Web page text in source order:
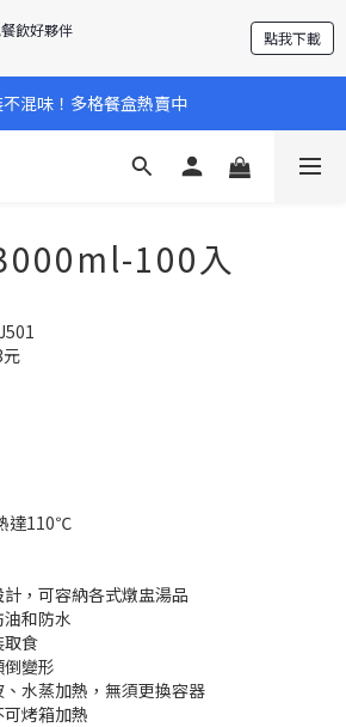
飲好夥伴 點我下載
混味！多格餐盒熱賣中
100入
達110℃
，可容納各式燉盅湯品
和防水
取食
變形
水蒸加熱，無須更換容器
烤箱加熱